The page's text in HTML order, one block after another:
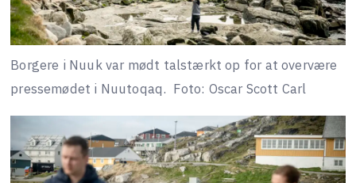
Borgere i Nuuk var mødt talstærkt op for at overvære
pressemødet i Nuutoqaq. Foto: Oscar Scott Carl